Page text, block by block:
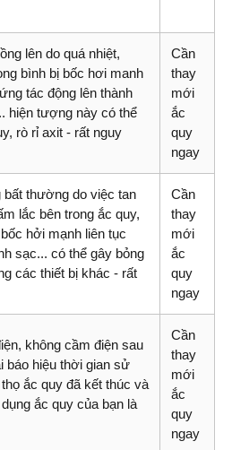
lên do quá nhiệt,
bình bị bốc hơi manh
tác động lên thành
hiện tượng này có thể
rò rỉ axit - rất nguy
Cần
thay
mới
ắc
quy
ngay
bất thường do việc tan
lắc bên trong ắc quy,
hởi mạnh liên tục
sạc... có thể gây bỏng
các thiết bị khác - rất
Cần
thay
mới
ắc
quy
ngay
không cầm điện sau
báo hiệu thời gian sử
ắc quy đã kết thúc và
ắc quy của bạn là
Cần
thay
mới
ắc
quy
ngay